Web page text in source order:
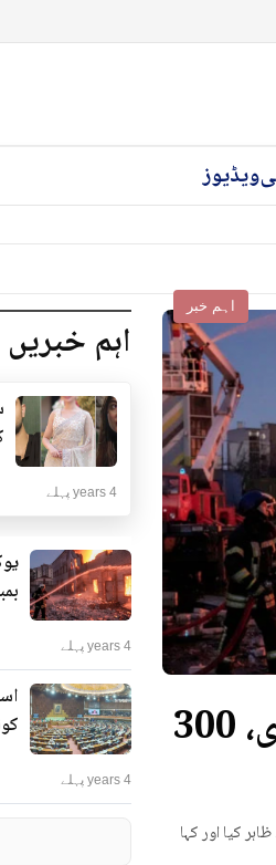
ویڈیوز
اہم خبر
یوکرین: ماریوپول تھیٹر پر روسی بمباری، 300
کیا اور کہا
اہم خبریں
4 years پہلے
بمباری،
4 years پہلے
4 years پہلے